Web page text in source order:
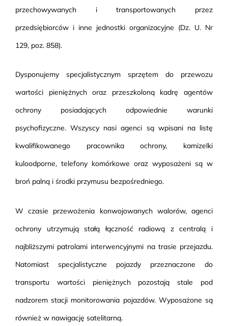
przechowywanych i transportowanych przez
przedsiębiorców i inne jednostki organizacyjne (Dz. U. Nr
129, poz. 858).
Dysponujemy specjalistycznym sprzętem do przewozu
wartości pieniężnych oraz przeszkoloną kadrę agentów
ochrony posiadających odpowiednie warunki
psychofizyczne. Wszyscy nasi agenci są wpisani na listę
kwalifikowanego pracownika ochrony, kamizelki
kuloodporne, telefony komórkowe oraz wyposażeni są w
broń palną i środki przymusu bezpośredniego.
W czasie przewożenia konwojowanych walorów, agenci
ochrony utrzymują stałą łączność radiową z centralą i
najbliższymi patrolami interwencyjnymi na trasie przejazdu.
Natomiast specjalistyczne pojazdy przeznaczone do
transportu wartości pieniężnych pozostają stale pod
nadzorem stacji monitorowania pojazdów. Wyposażone są
również w nawigację satelitarną.